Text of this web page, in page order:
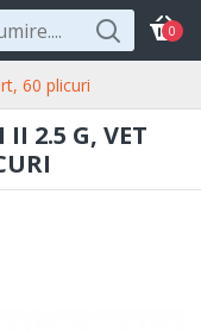
0
60 plicuri
II 2.5 G, VET